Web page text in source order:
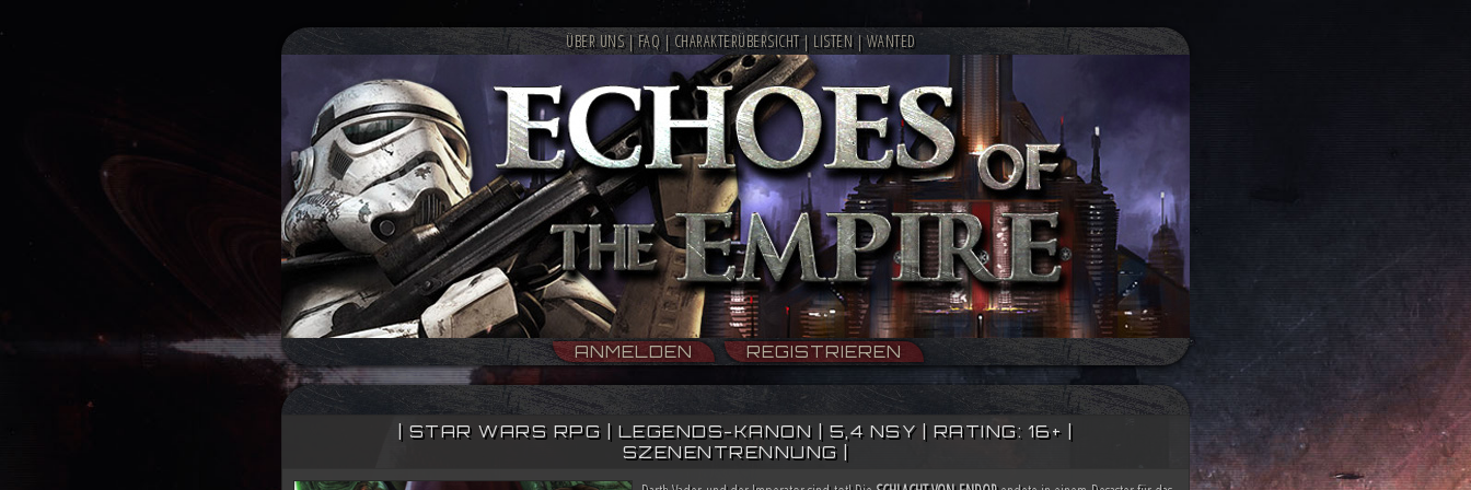
ÜBER UNS| FAQ| CHARAKTERÜBERSICHT| LISTEN|WANTED
ANMELDEN REGISTRIEREN
| STAR WARS RPG | LEGENDS-KANON | 5,4 NSY | RATING: 16+ |
SZENENTRENNUNG |